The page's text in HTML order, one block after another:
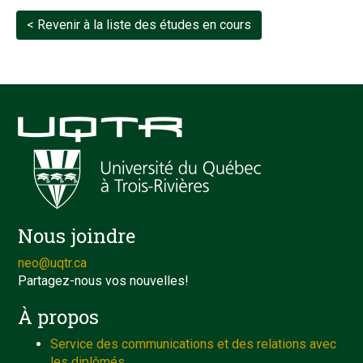
< Revenir à la liste des études en cours
Nous joindre
neo@uqtr.ca
Partagez-nous vos nouvelles!
À propos
Service des communications et des relations avec